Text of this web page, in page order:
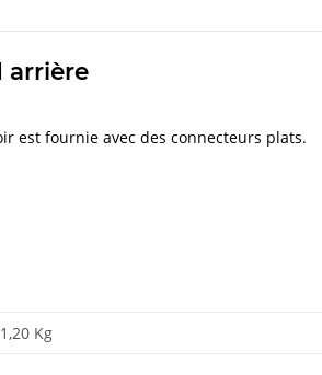
arrière
est fournie avec des connecteurs plats.
1,20 Kg